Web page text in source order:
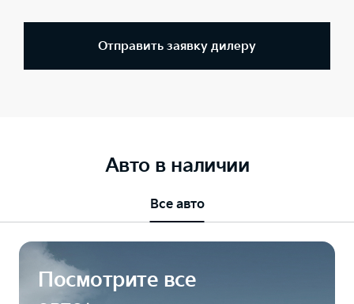
Отправить заявку дилеру
Авто в наличии
Все авто
Посмотрите все